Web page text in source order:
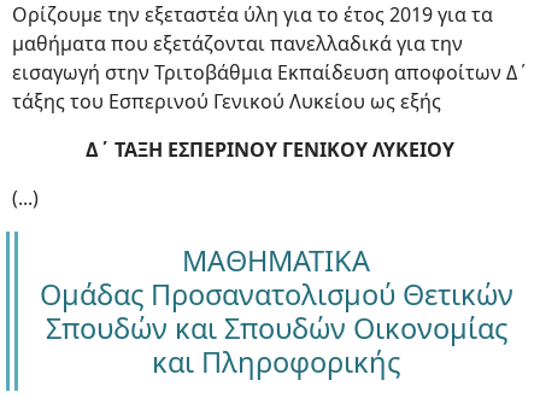
Ορίζουμε την εξεταστέα ύλη για το έτος 2019 για τα
μαθήματα που εξετάζονται πανελλαδικά για την
εισαγωγή στην Τριτοβάθμια Εκπαίδευση αποφοίτων Δ΄
τάξης του Εσπερινού Γενικού Λυκείου ως εξής
Δ΄ ΤΑΞΗ ΕΣΠΕΡΙΝΟΥ ΓΕΝΙΚΟΥ ΛΥΚΕΙΟΥ
(...)
ΜΑΘΗΜΑΤΙΚΑ
Ομάδας Προσανατολισμού Θετικών
Σπουδών και Σπουδών Οικονομίας
και Πληροφορικής